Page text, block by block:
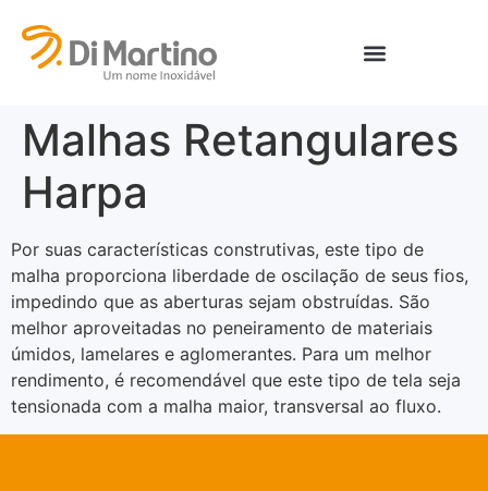
Malhas Retangulares
Harpa
Por suas características construtivas, este tipo de
malha proporciona liberdade de oscilação de seus fios,
impedindo que as aberturas sejam obstruídas. São
melhor aproveitadas no peneiramento de materiais
úmidos, lamelares e aglomerantes. Para um melhor
rendimento, é recomendável que este tipo de tela seja
tensionada com a malha maior, transversal ao fluxo.